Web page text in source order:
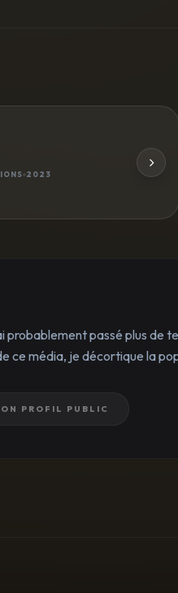
2023
probablement passé plus de
ce média, je décortique la
PROFIL PUBLIC